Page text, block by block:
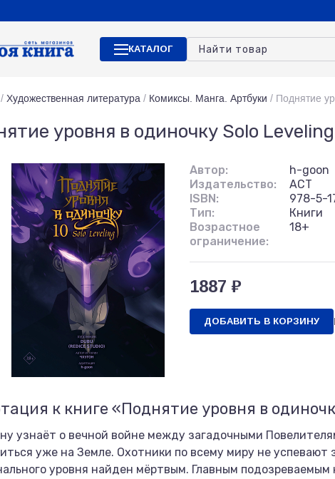
КАТАЛОГ
/ Художественная литература / Комиксы. Манга. Артбуки / Поднятие
уровня в одиночку Solo
Автор:
h-goon
Издательство:
АСТ
ISBN:
978-5-
Тип:
Книги
Возрастное
ограничение:
18+
1887 ₽
ДОБАВИТЬ В КОРЗИНУ
к книге «Поднятие уровня в
узнаёт о вечной войне между загадочными
уже на Земле. Охотники по всему миру не
уровня найден мёртвым. Главным